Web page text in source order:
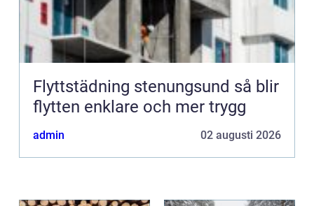
Flyttstädning stenungsund så blir
flytten enklare och mer trygg
admin 02 augusti 2026